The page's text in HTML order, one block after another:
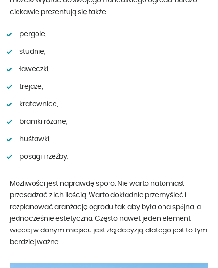
ciekawie prezentują się także:
pergole,
studnie,
ławeczki,
trejaże,
kratownice,
bramki różane,
huśtawki,
posągi i rzeźby.
Możliwości jest naprawdę sporo. Nie warto natomiast
przesadzać z ich ilością. Warto dokładnie przemyśleć i
rozplanować aranżację ogrodu tak, aby była ona spójna, a
jednocześnie estetyczna. Często nawet jeden element
więcej w danym miejscu jest złą decyzją, dlatego jest to tym
bardziej ważne.